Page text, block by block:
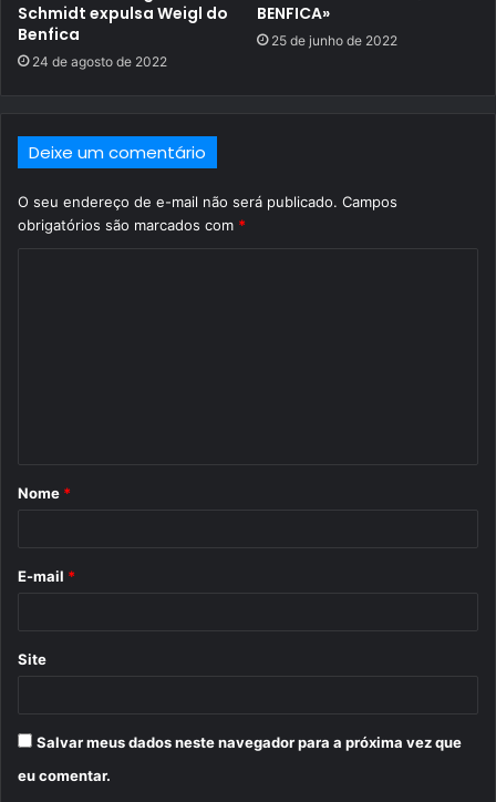
Schmidt expulsa Weigl do
Benfica
24 de agosto de 2022
BENFICA»
25 de junho de 2022
Deixe um comentário
O seu endereço de e-mail não será publicado. Campos
obrigatórios são marcados com *
r
Nome *
E-mail *
Site
Salvar meus dados neste navegador para a próxima vez que
eu comentar.